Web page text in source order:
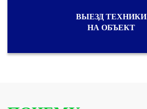
ВЫЕЗД ТЕХНИКИ
НА ОБЪЕКТ